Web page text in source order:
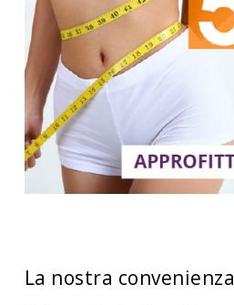
La nostra convenienza